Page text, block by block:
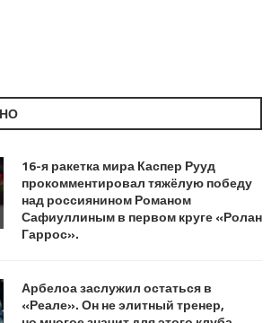
16-я ракетка мира Каспер Рууд
прокомментировал тяжёлую победу
над россиянином Романом
Сафиуллиным в первом круге «Ролан
Гаррос».
Арбелоа заслужил остаться в
«Реале». Он не элитный тренер,